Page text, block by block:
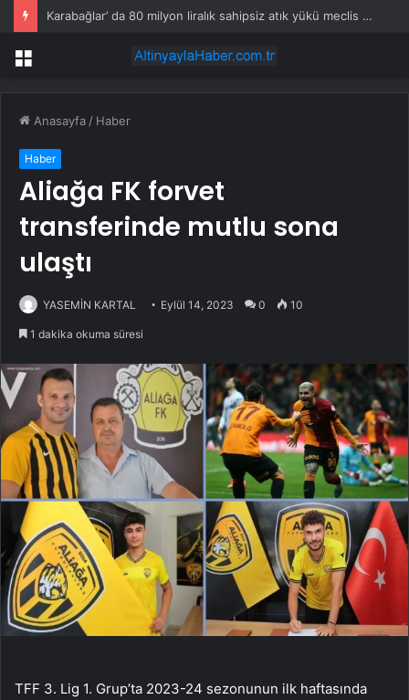
Karabağlar’ da 80 milyon liralık sahipsiz atık yükü meclis gündeminde
Menü
Anasayfa / Haber
Haber
Aliağa FK forvet
transferinde mutlu sona
ulaştı
YASEMİN KARTAL Eylül 14, 2023 0 10
1 dakika okuma süresi
TFF 3. Lig 1. Grup’ta 2023-24 sezonunun ilk haftasında